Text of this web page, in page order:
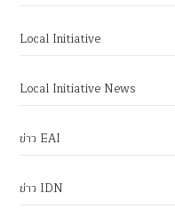
Local Initiative
Local Initiative News
ข่าว EAI
ข่าว IDN